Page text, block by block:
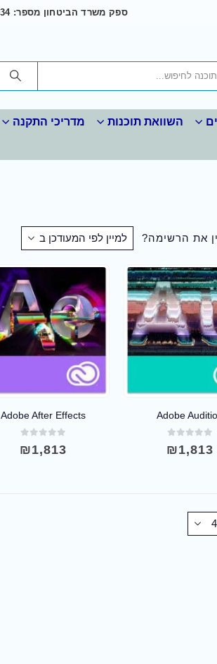
ספק משרד הביטחון מספר: 11011034
השוואת תוכנות מדריכי התקנה
את הרשימה?
Adobe
₪1,813
Adobe After Effects
₪1,813